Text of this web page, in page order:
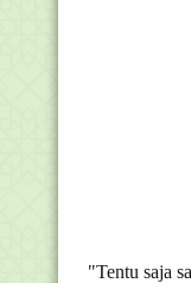
"Tentu saja